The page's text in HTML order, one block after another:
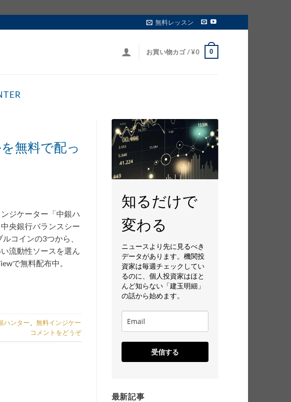
無料レッスン
お買い物カゴ /¥0 0
無料で配っ
ジケーター「中銀ハ
央銀行バランスシー
コインの3つから、
流動性ソースを選ん
で無料配布中。
ハンター
無料インジケー
コメントをどうぞ
知るだけで
変わる
ニュースより先に見るべき
データがあります。機関投
資家は毎週チェックしてい
るのに、個人投資家はほと
んど知らない「建玉明細」
の話から始めます。
受信する
最新記事